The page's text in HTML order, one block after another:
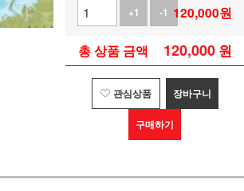
+1
-1 120,000원
총 상품 금액 120,000 원
관심상품 장바구니
구매하기